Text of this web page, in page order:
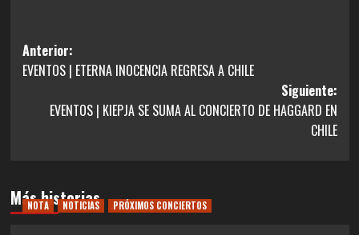
Navegación
de
entradas
Anterior:
EVENTOS | ETERNA INOCENCIA REGRESA A CHILE
Siguiente:
EVENTOS | KIEPJA SE SUMA AL CONCIERTO DE HAGGARD EN
CHILE
Más historias
NOTA NOTICIAS PRÓXIMOS CONCIERTOS